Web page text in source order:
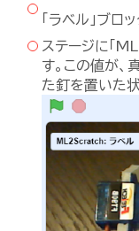
「ラベル」ブロ
ステージに「
す。この値が、
た釘を置いた